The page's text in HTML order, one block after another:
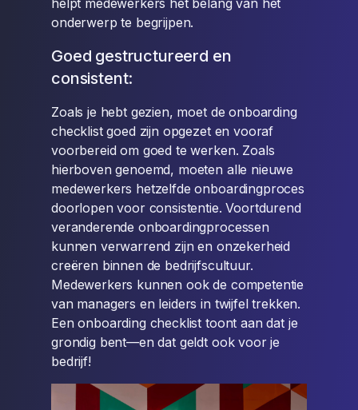
helpt medewerkers het belang van het
onderwerp te begrijpen.
Goed gestructureerd en
consistent:
Zoals je hebt gezien, moet de onboarding
checklist goed zijn opgezet en vooraf
voorbereid om goed te werken. Zoals
hierboven genoemd, moeten alle nieuwe
medewerkers hetzelfde onboardingproces
doorlopen voor consistentie. Voortdurend
veranderende onboardingprocessen
kunnen verwarrend zijn en onzekerheid
creëren binnen de bedrijfscultuur.
Medewerkers kunnen ook de competentie
van managers en leiders in twijfel trekken.
Een onboarding checklist toont aan dat je
grondig bent—en dat geldt ook voor je
bedrijf!